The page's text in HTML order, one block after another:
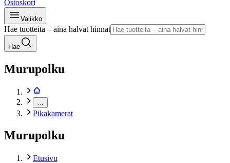
Ostoskori
Valikko
Hae tuotteita – aina halvat hinnat
Hae
Murupolku
Pikakamerat
Murupolku
Etusivu